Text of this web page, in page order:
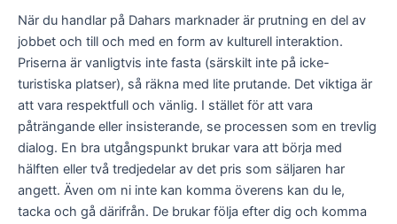
När du handlar på Dahars marknader är prutning en del av
jobbet och till och med en form av kulturell interaktion.
Priserna är vanligtvis inte fasta (särskilt inte på icke-
turistiska platser), så räkna med lite prutande. Det viktiga är
att vara respektfull och vänlig. I stället för att vara
påträngande eller insisterande, se processen som en trevlig
dialog. En bra utgångspunkt brukar vara att börja med
hälften eller två tredjedelar av det pris som säljaren har
angett. Även om ni inte kan komma överens kan du le,
tacka och gå därifrån. De brukar följa efter dig och komma